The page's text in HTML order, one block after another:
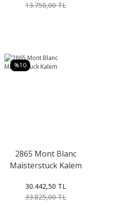
13.750,00 TL
%10
2865 Mont Blanc
Maisterstuck Kalem
30.442,50 TL
33.825,00 TL